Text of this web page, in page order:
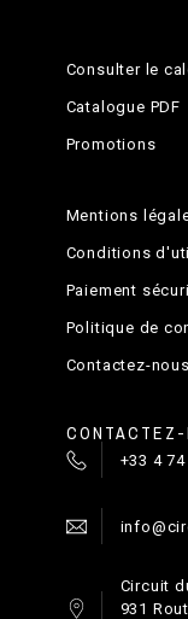
Consulter le
Catalogue PDF
Promotions
Mentions
Conditions
Paiement
Politique de
Contactez-nous
CONTACTEZ-
+33 4
Circuit
931